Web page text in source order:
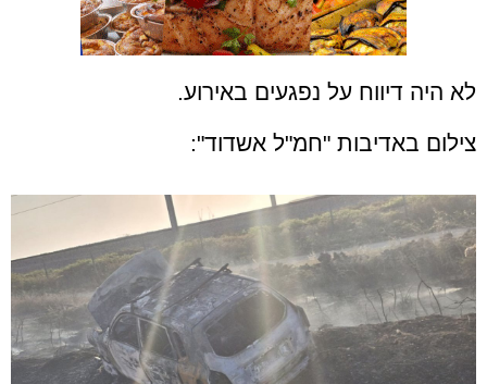
לא היה דיווח על נפגעים באירוע.
צילום באדיבות "חמ"ל אשדוד":